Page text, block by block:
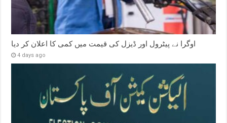
اوگرا نے پیٹرول اور ڈیزل کی قیمت میں کمی کا اعلان کر دیا
4 days ago